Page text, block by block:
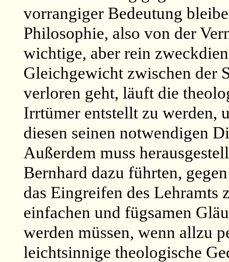
vorrangiger Bedeutung
Philosophie, also von der
wichtige, aber rein
Gleichgewicht zwischen der
verloren geht, läuft die
Irrtümer entstellt zu werden,
diesen seinen notwendigen
Außerdem muss
Bernhard dazu führten,
das Eingreifen des Lehramts
einfachen und fügsamen
werden müssen, wenn allzu
leichtsinnige theologische